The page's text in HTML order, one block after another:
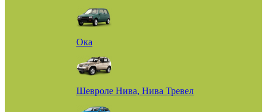
Ока
Шевроле Нива, Нива Тревел